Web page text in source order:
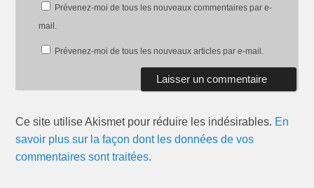
Prévenez-moi de tous les nouveaux commentaires par e-
mail.
Prévenez-moi de tous les nouveaux articles par e-mail.
Ce site utilise Akismet pour réduire les indésirables. En
savoir plus sur la façon dont les données de vos
commentaires sont traitées.